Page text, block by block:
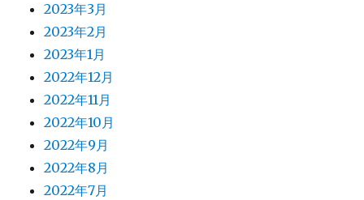
2023年3月
2023年2月
2023年1月
2022年12月
2022年11月
2022年10月
2022年9月
2022年8月
2022年7月